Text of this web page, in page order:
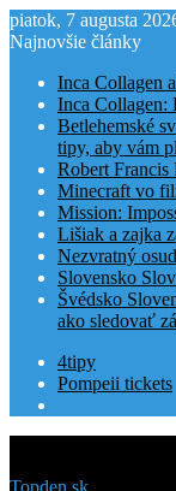
piatok, 7 augusta
Najnovšie články
Inca Collagen
Inca Collagen:
Betlehemské
tipy, aby vám
Robert
Minecraft vo
Mission:
Lišiak a zajka
Nezvratný
Slovensko
Švédsko
ako sledovať
4tipy
Pompeii tickets
Topden.sk